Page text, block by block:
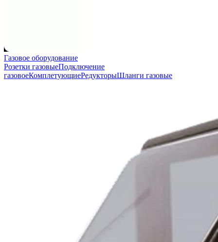
Газовое оборудование
Розетки газовыеПодключение
газовоеКомплетующиеРедукторыШланги газовые